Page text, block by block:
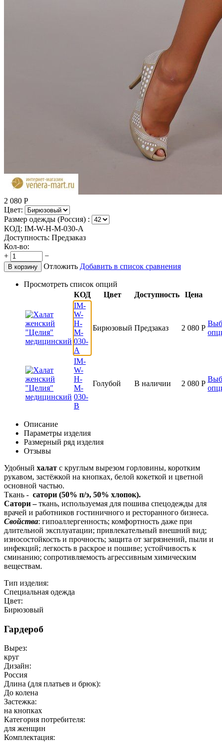
2 080 Р
Цвет:
Размер одежды (Россия) :
КОД: IM-W-H-M-030-A
Доступность: Предзаказ
Кол-во:
+
−
В корзину Отложить Добавить в список сравнения
Просмотреть список опций
КОД
Цвет Доступность
Цена
IM-
W-
H-
M-
030-
A
Бирюзовый Предзаказ 2 080 Р
IM-
W-
H-
M-
030-
B
Голубой В наличии 2 080 Р
Описание
Параметры изделия
Размерный ряд изделия
Отзывы
Удобный халат с круглым вырезом горловины, коротким
рукавом, застёжкой на кнопках, белой кокеткой и цветной
основной частью.
Ткань - сатори (50% п/э, 50% хлопок).
Сатори –ткань, используемая для пошива спецодежды для
врачей и работников гостиничного и ресторанного бизнеса.
Свойства: гипоаллергенность; комфортность даже при
длительной эксплуатации; привлекательный внешний вид;
износостойкость и прочность; защита от загрязнений, пыли и
инфекций; легкость в раскрое и пошиве; устойчивость к
сминанию; сопротивляемость агрессивным химическим
веществам.
Тип изделия:
Специальная одежда
Цвет:
Бирюзовый
Гардероб
Вырез:
круг
Дизайн:
Россия
Длина (для платьев и брюк):
До колена
Застежка:
на кнопках
Категория потребителя:
для женщин
Комплектация: